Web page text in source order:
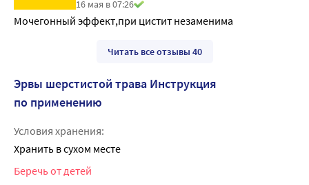
16 мая в 07:26
Мочегонный эффект,при цистит незаменима
Читать все отзывы 40
Эрвы шерстистой трава Инструкция
по применению
Условия хранения:
Хранить в сухом месте
Беречь от детей